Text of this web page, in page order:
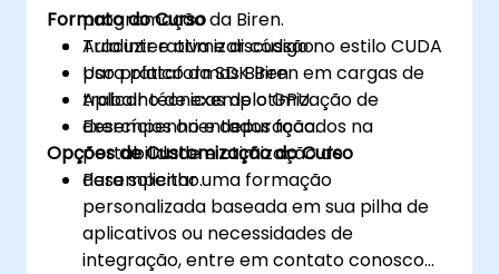
programação da Biren.
Traduzir e otimizar código no estilo CUDA
para plataformas Biren.
Aplicar técnicas de otimização de
desempenho e depuração.
Formato do Curso
Aula interativa e discussão.
Uso prático da SDK Biren em cargas de
trabalho de exemplo GPU.
Exercícios orientados focados na
portabilidade e otimização de
desempenho.
Opções de Customização do Curso
Para solicitar uma formação
personalizada baseada em sua pilha de
aplicativos ou necessidades de
integração, entre em contato conosco